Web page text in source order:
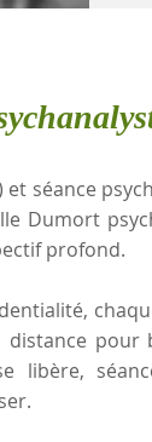
séance
Dumort
profond.
distance
libère,